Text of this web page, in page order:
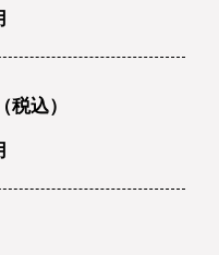
税込）